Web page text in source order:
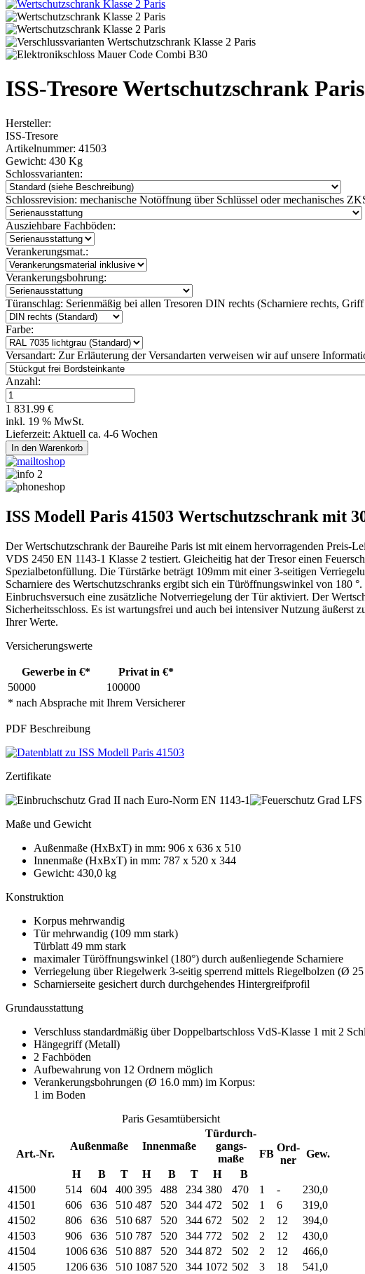
ISS-Tresore Wertschutzschrank
Hersteller:
ISS-Tresore
Artikelnummer: 41503
Gewicht: 430 Kg
Schlossvarianten:
Schlossrevision: mechanische Notöffnung über Schlüssel oder mechanisches
Ausziehbare Fachböden:
Verankerungsmat.:
Verankerungsbohrung:
Türanschlag: Serienmäßig bei allen Tresoren DIN rechts (Scharniere rechts,
Farbe:
Versandart: Zur Erläuterung der Versandarten verweisen wir auf unsere
Anzahl:
1 831.99 €
inkl. 19 % MwSt.
Lieferzeit: Aktuell ca. 4-6 Wochen
ISS Modell Paris 41503 Wertschutzschrank mit
Der Wertschutzschrank der Baureihe Paris ist mit einem hervorragenden Preis-
VDS 2450 EN 1143-1 Klasse 2 testiert. Gleicheitig hat der Tresor einen
Spezialbetonfüllung. Die Türstärke beträgt 109mm mit einer 3-seitigen
Scharniere des Wertschutzschranks ergibt sich ein Türöffnungswinkel von 180
Einbruchsversuch eine zusätzliche Notverriegelung der Tür aktiviert. Der
Sicherheitsschloss. Es ist wartungsfrei und auch bei intensiver Nutzung
Ihrer Werte.
Versicherungswerte
Gewerbe in €* Privat in €*
* nach Absprache mit Ihrem Versicherer
50000 100000
PDF Beschreibung
Zertifikate
Maße und Gewicht
Außenmaße (HxBxT) in mm: 906 x 636 x 510
Innenmaße (HxBxT) in mm: 787 x 520 x 344
Gewicht: 430,0 kg
Konstruktion
Korpus mehrwandig
Tür mehrwandig (109 mm stark)
Türblatt 49 mm stark
maximaler Türöffnungswinkel (180°) durch außenliegende Scharniere
Verriegelung über Riegelwerk 3-seitig sperrend mittels Riegelbolzen (Ø
Scharnierseite gesichert durch durchgehendes Hintergreifprofil
Grundausstattung
Verschluss standardmäßig über Doppelbartschloss VdS-Klasse 1 mit 2
Hängegriff (Metall)
2 Fachböden
Aufbewahrung von 12 Ordnern möglich
Verankerungsbohrungen (Ø 16.0 mm) im Korpus:
1 im Boden
Paris Gesamtübersicht
Art.-Nr.
Außenmaße Innenmaße
Türdurch-
gangs-
maße
FB
Ord-
ner
Gew.
H
B T H B T H
B
41500
514 604 400 395 488 234 380 470 1 -
230,0
41501
606 636 510 487 520 344 472 502 1 6
319,0
41502
806 636 510 687 520 344 672 502 2 12
394,0
41503
906 636 510 787 520 344 772 502 2 12
430,0
41504
1006 636 510 887 520 344 872 502 2 12
466,0
41505
1206 636 510 1087 520 344 1072 502 3 18 541,0